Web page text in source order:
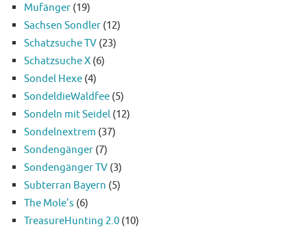
Mufänger (19)
Sachsen Sondler (12)
Schatzsuche TV (23)
Schatzsuche X (6)
Sondel Hexe (4)
SondeldieWaldfee (5)
Sondeln mit Seidel (12)
Sondelnextrem (37)
Sondengänger (7)
Sondengänger TV (3)
Subterran Bayern (5)
The Mole’s (6)
TreasureHunting 2.0 (10)